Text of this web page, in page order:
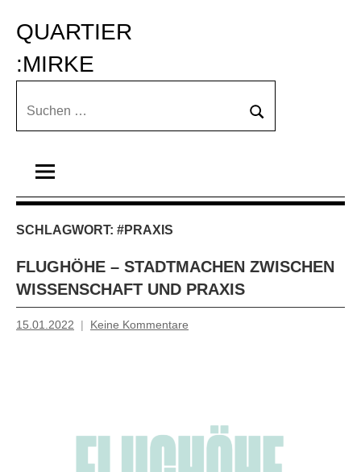
Inhalt
springen
QUARTIER
:MIRKE
Suchen
Suchen
SCHLAGWORT: #PRAXIS
FLUGHÖHE – STADTMACHEN ZWISCHEN
WISSENSCHAFT UND PRAXIS
15.01.2022
Mosche
Keine Kommentare